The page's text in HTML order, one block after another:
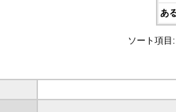
あ
ソート項目: